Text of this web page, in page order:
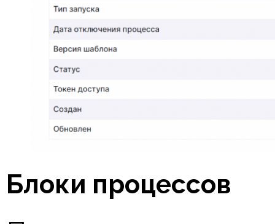
Блоки процессов